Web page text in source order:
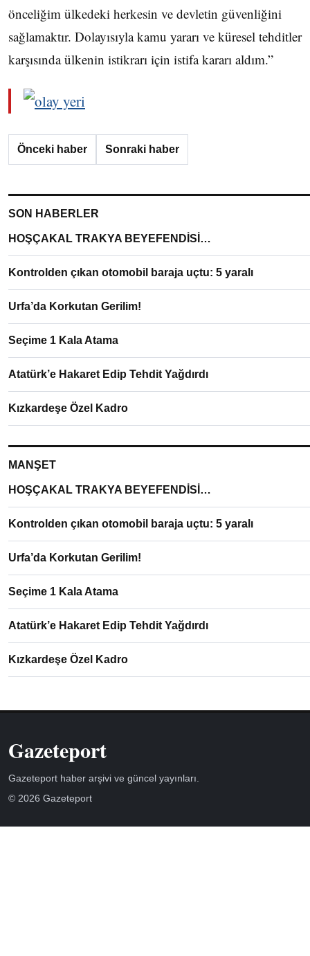
önceliğim ülkedeki herkesin ve devletin güvenliğini
sağlamaktır. Dolayısıyla kamu yararı ve küresel tehditler
karşısında ülkenin istikrarı için istifa kararı aldım.”
Önceki haber Sonraki haber
SON HABERLER
HOŞÇAKAL TRAKYA BEYEFENDİSİ…
Kontrolden çıkan otomobil baraja uçtu: 5 yaralı
Urfa’da Korkutan Gerilim!
Seçime 1 Kala Atama
Atatürk’e Hakaret Edip Tehdit Yağdırdı
Kızkardeşe Özel Kadro
MANŞET
HOŞÇAKAL TRAKYA BEYEFENDİSİ…
Kontrolden çıkan otomobil baraja uçtu: 5 yaralı
Urfa’da Korkutan Gerilim!
Seçime 1 Kala Atama
Atatürk’e Hakaret Edip Tehdit Yağdırdı
Kızkardeşe Özel Kadro
Gazeteport
Gazeteport haber arşivi ve güncel yayınları.
© 2026 Gazeteport